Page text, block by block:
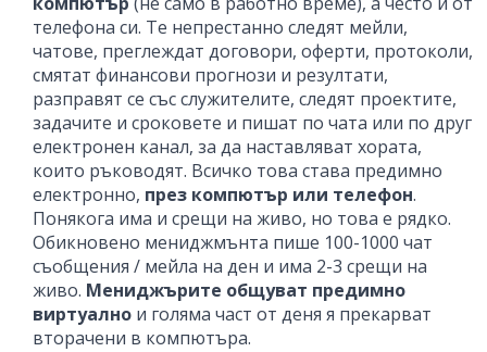
телефона си. Те непрестанно следят мейли,
чатове, преглеждат договори, оферти, протоколи,
смятат финансови прогнози и резултати,
разправят се със служителите, следят проектите,
задачите и сроковете и пишат по чата или по друг
електронен канал, за да наставляват хората,
които ръководят. Всичко това става предимно
електронно, през компютър или телефон.
Понякога има и срещи на живо, но това е рядко.
Обикновено мениджмънта пише 100-1000 чат
съобщения / мейла на ден и има 2-3 срещи на
живо. Мениджърите общуват предимно
виртуално и голяма част от деня я прекарват
вторачени в компютъра.